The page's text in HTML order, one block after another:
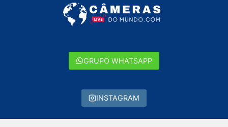
GRUPO WHATSAPP
INSTAGRAM